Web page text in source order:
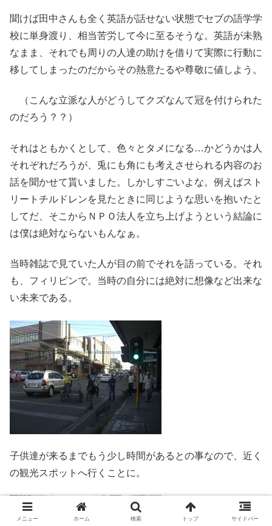
聞けば田中さんも全く英語が話せない状態でセブの語学学
校に単身渡り、相当苦労して今に至るそうな。英語が未熟
なまま、それでも周りの人達の助けを借りて実際に行動に
移してしまったのだからその熱意たるや尊敬に値しよう。
（こんな立派な人がどうしてクズなんて冠を付けられた
のだろう？？）
それはともかくとして、色々とタメになる…かどうかは人
それぞれだろうが、兎にも角にも考えさせられる内容のお
話を聞かせて貰いました。しかしすごいよな。例えばスト
リートチルドレンを見たときに同じような思いを抱いたと
してだ、そこからＮＰＯ法人を立ち上げようという結論に
は僕は絶対ならないもんなぁ。
当時雑誌で見ていた人が目の前でそれを語っている。それ
も、フィリピンで。当時の自分には絶対に想像など出来な
い未来である。
子供達が来るまでもう少し時間があるとの事なので、近く
の観光スポットへ行くことに。
メニュー ホーム 検索 トップ サイドバー